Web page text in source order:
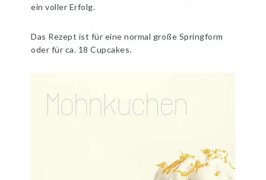
ein voller Erfolg.
Das Rezept ist für eine normal große Springform
oder für ca. 18 Cupcakes.